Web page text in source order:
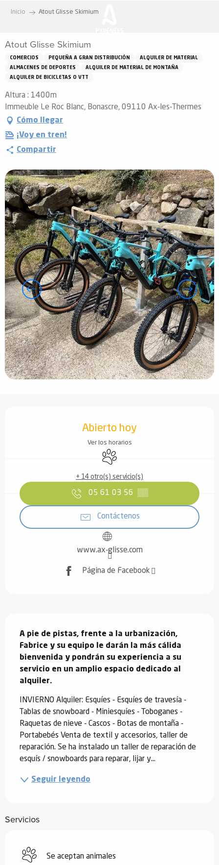
principal
Inicio Atout Glisse Skimium
Atout Glisse Skimium
COMERCIOS PEQUEÑA A GRAN DISTRIBUCIÓN
ALQUILER DE MATERIAL
ALMACENES DE DEPORTES
ALQUILER DE MATERIAL DE MONTAÑA
ALQUILER DE BICICLETAS O VTT
Altura : 1400m
Immeuble Le Roc Blanc, Bonascre, 09110 Ax-les-Thermes
Cómo llegar
¡Voy en tren!
Compartir
Abierto hoy
Ver los horarios
Se aceptan animales
+ 14 otro(s) servicio(s)
05 61 03 56 ▒▒
Contáctenos
www.ax-glisse.com
Página de Facebook
A pie de pistas, frente a la urbanización,
Fabrice y su equipo le darán la más cálida
bienvenida y pondrán su experiencia a su
servicio en un amplio espacio dedicado al
alquiler.
INVIERNO Alquiler: Esquíes - Esquíes de travesía -
Tablas de snowboard - Miniesquíes - Toboganes -
Raquetas de nieve - Cascos - Botas de montaña -
Portabebés Venta de textil y accesorios, taller de
reparación. Se ha instalado un taller de reparación de
esquís / snowboards para reparar, lijar y...
Seguir leyendo
Servicios
Se aceptan animales